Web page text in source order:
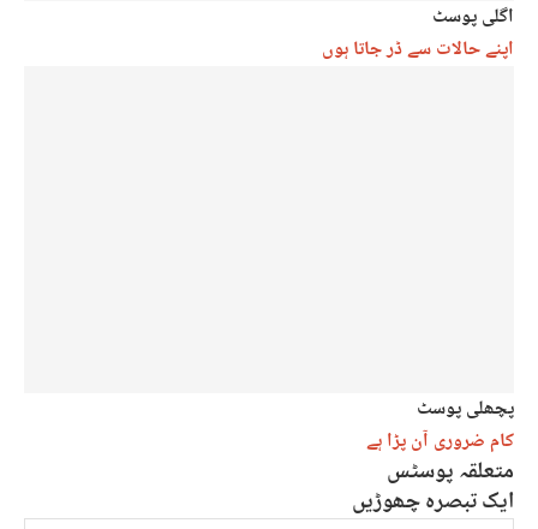
اگلی پوسٹ
اپنے حالات سے ڈر جاتا ہوں
پچھلی پوسٹ
کام ضروری آن پڑا ہے
متعلقہ پوسٹس
ایک تبصرہ چھوڑیں